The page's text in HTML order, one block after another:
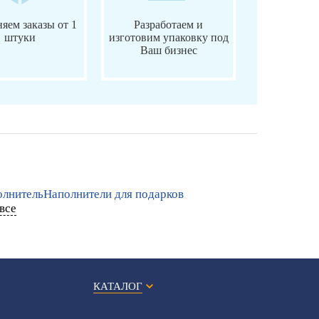
заказы от 1
штуки
Разработаем и
изготовим упаковку под
Ваш бизнес
Наполнители для подарков
КАТАЛОГ